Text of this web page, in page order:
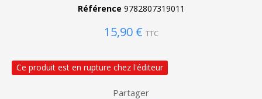
Référence 9782807319011
15,90 € TTC
Ce produit est en rupture chez l'éditeur
Partager